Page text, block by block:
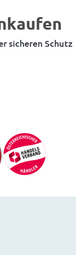
sicheren Schutz